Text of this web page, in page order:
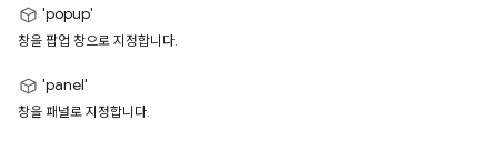
'popup'
창을 팝업 창으로 지정합니다.
'panel'
창을 패널로 지정합니다.